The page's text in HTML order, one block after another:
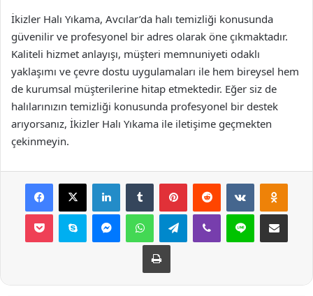
İkizler Halı Yıkama, Avcılar’da halı temizliği konusunda
güvenilir ve profesyonel bir adres olarak öne çıkmaktadır.
Kaliteli hizmet anlayışı, müşteri memnuniyeti odaklı
yaklaşımı ve çevre dostu uygulamaları ile hem bireysel hem
de kurumsal müşterilerine hitap etmektedir. Eğer siz de
halılarınızın temizliği konusunda profesyonel bir destek
arıyorsanız, İkizler Halı Yıkama ile iletişime geçmekten
çekinmeyin.
Facebook
X LinkedInTumblr PinterestReddit VKontakte
Pocket Skype MessengerWhatsAppTelegramViber Line E-Posta ile
Yazdır